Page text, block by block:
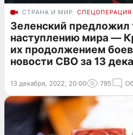
СТРАНА И МИР СПЕЦОПЕРАЦИЯ
Зеленский предложил
наступлению мира —
их продолжением
новости СВО за 13
13 декабря, 2022, 20:00 795